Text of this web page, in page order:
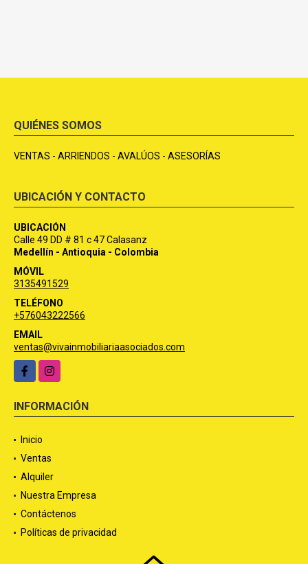
QUIÉNES SOMOS
VENTAS - ARRIENDOS - AVALÚOS - ASESORÍAS
UBICACIÓN Y CONTACTO
UBICACIÓN
Calle 49 DD # 81 c 47 Calasanz
Medellín - Antioquia - Colombia
MÓVIL
3135491529
TELÉFONO
+576043222566
EMAIL
ventas@vivainmobiliariaasociados.com
FacebookInstagram
INFORMACIÓN
Inicio
Ventas
Alquiler
Nuestra Empresa
Contáctenos
Políticas de privacidad